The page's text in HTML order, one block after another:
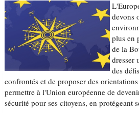
devons
plus en
de la
dresser
des
confrontés et de proposer des
permettre à l'Union européenne de
sécurité pour ses citoyens, en protégeant